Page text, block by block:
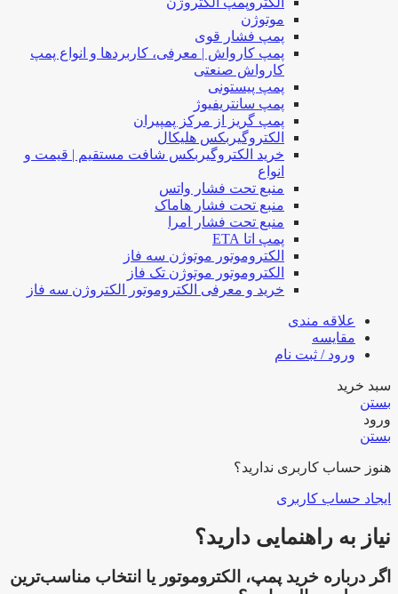
موتوژن
پمپ فشار قوی
پمپ کارواش | معرفی، کاربردها و انواع پمپ
کارواش صنعتی
پمپ پیستونی
پمپ سانتریفیوژ
پمپ گریز از مرکز پمپیران
الکتروگیربکس هلیکال
خرید الکتروگیربکس شافت مستقیم | قیمت و
انواع
منبع تحت فشار واتس
منبع تحت فشار هاماک
منبع تحت فشار امرا
پمپ اتا ETA
الکتروموتور موتوژن سه فاز
الکتروموتور موتوژن تک فاز
خرید و معرفی الکتروموتور الکتروژن سه فاز
علاقه مندی
مقایسه
ورود / ثبت نام
سبد خرید
بستن
ورود
بستن
هنوز حساب کاربری ندارید؟
ایجاد حساب کاربری
نیاز به راهنمایی دارید؟
اگر درباره خرید پمپ، الکتروموتور یا انتخاب مناسب‌ترین